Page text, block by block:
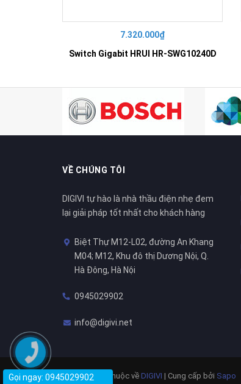
7.320.000₫
Switch Gigabit HRUI HR-SWG10240D
VỀ CHÚNG TÔI
DIGIVI tự hào là nhà thầu điện nhẹ đem
lại giải pháp tốt nhất cho khách hàng
Biệt Thự M12-L02, đường An Khang
M04; M12, Khu đô thị Dương Nội, Q.
Hà Đông, Hà Nội
0945029902
info@digivi.net
© Bản quyền thuộc về DIGIVI | Cung cấp bởi Sapo
Gọi ngay: 0945029902